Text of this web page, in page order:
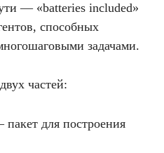
— «batteries included»
способных
задачами.
частей:
для построения